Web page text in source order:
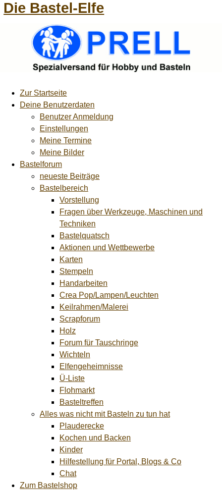
Die Bastel-Elfe
Zur Startseite
Deine Benutzerdaten
Benutzer Anmeldung
Einstellungen
Meine Termine
Meine Bilder
Bastelforum
neueste Beiträge
Bastelbereich
Vorstellung
Fragen über Werkzeuge, Maschinen und
Techniken
Bastelquatsch
Aktionen und Wettbewerbe
Karten
Stempeln
Handarbeiten
Crea Pop/Lampen/Leuchten
Keilrahmen/Malerei
Scrapforum
Holz
Forum für Tauschringe
Wichteln
Elfengeheimnisse
Ü-Liste
Flohmarkt
Basteltreffen
Alles was nicht mit Basteln zu tun hat
Plauderecke
Kochen und Backen
Kinder
Hilfestellung für Portal, Blogs & Co
Chat
Zum Bastelshop